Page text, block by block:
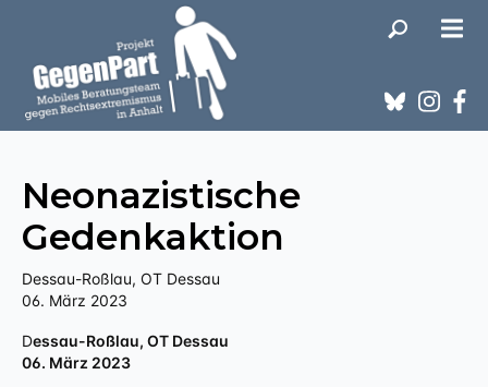
Neonazistische
Gedenkaktion
Dessau-Roßlau, OT Dessau
06. März 2023
Dessau-Roßlau, OT Dessau
06. März 2023